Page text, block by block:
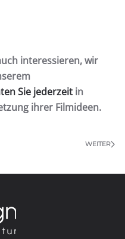
interessieren, wir
Sie jederzeit in
ihrer Filmideen.
WEITER